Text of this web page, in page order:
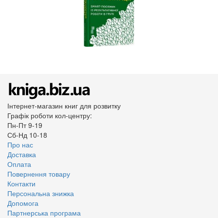
Інтернет-магазин книг для розвитку
Графік роботи кол-центру:
Пн-Пт 9-19
Сб-Нд 10-18
Про нас
Доставка
Оплата
Повернення товару
Контакти
Персональна знижка
Допомога
Партнерська програма